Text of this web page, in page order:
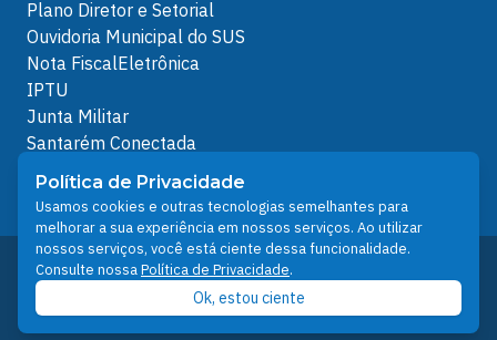
Plano Diretor e Setorial
Ouvidoria Municipal do SUS
Nota FiscalEletrônica
IPTU
Junta Militar
Santarém Conectada
Política de Privacidade
People illustrations by Storyset
Desenvolvido pelo Núcleo Técnico de Gestão de
Tecnologia da Informação - NTI
Prefeitura de Santarém © 2026
Política de Privacidade
Usamos cookies e outras tecnologias semelhantes para
melhorar a sua experiência em nossos serviços. Ao utilizar
nossos serviços, você está ciente dessa funcionalidade.
Consulte nossaPolítica de Privacidade.
Ok, estou ciente